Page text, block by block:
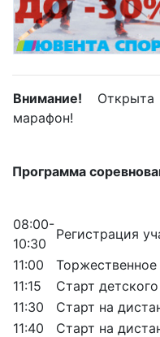
Внимание!
марафон!
Программа
08:00-
10:30
Регистрация
11:00
11:15
Старт
11:30
Старт на
11:40
Старт на